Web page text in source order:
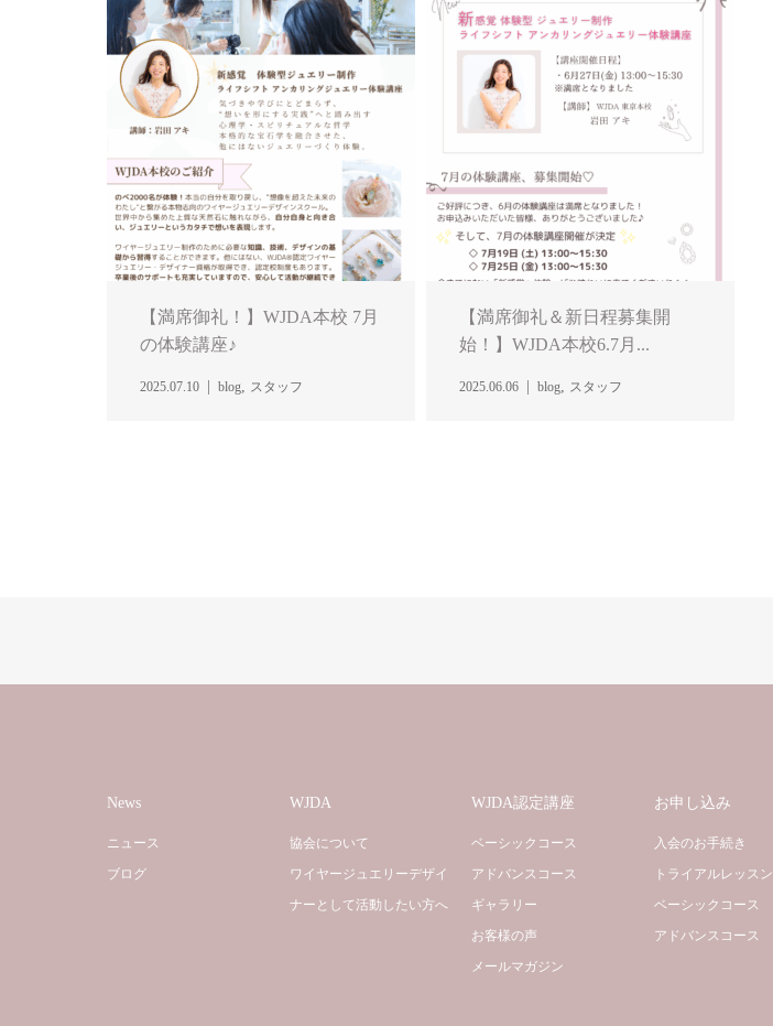
【満席御礼！】WJDA本校 7月
の体験講座♪
2025.07.10 blog, スタッフ
【満席御礼＆新日程募集開
始！】WJDA本校6.7月...
2025.06.06 blog, スタッフ
News
ニュース
ブログ
WJDA
協会について
ワイヤージュエリーデザイ
ナーとして活動したい方へ
WJDA認定講座
ベーシックコース
アドバンスコース
ギャラリー
お客様の声
メールマガジン
お申し込み
入会のお手続き
トライアルレッスン
ベーシックコース
アドバンスコース